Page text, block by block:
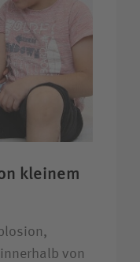
kleinem
von